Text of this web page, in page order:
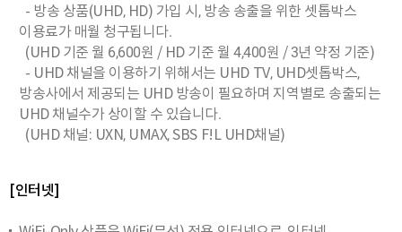
- 방송 상품(UHD, HD) 가입 시, 방송 송출을 위한 셋톱박스
이용료가 매월 청구됩니다.
(UHD 기준 월 6,600원 / HD 기준 월 4,400원 / 3년 약정 기준)
- UHD 채널을 이용하기 위해서는 UHD TV, UHD셋톱박스,
방송사에서 제공되는 UHD 방송이 필요하며 지역별로 송출되는
UHD 채널수가 상이할 수 있습니다.
(UHD 채널: UXN, UMAX, SBS F!L UHD채널)
[인터넷]